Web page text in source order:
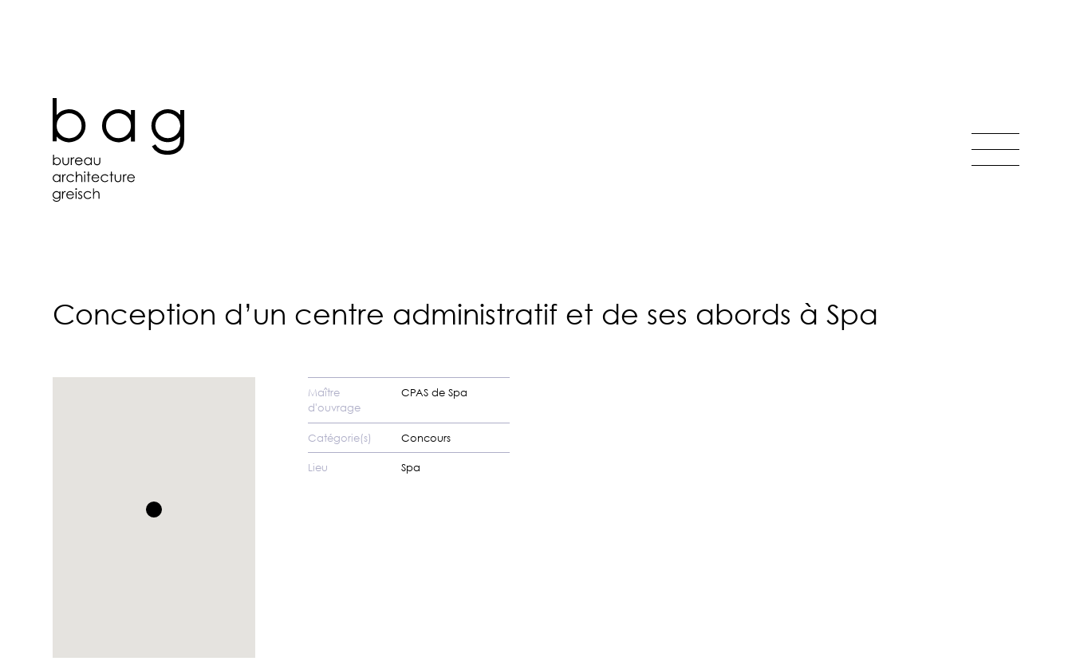
Conception d’un centre administratif et de ses abords à Spa
Maître
d'ouvrage
CPAS de Spa
Catégorie(s) Concours
Lieu Spa